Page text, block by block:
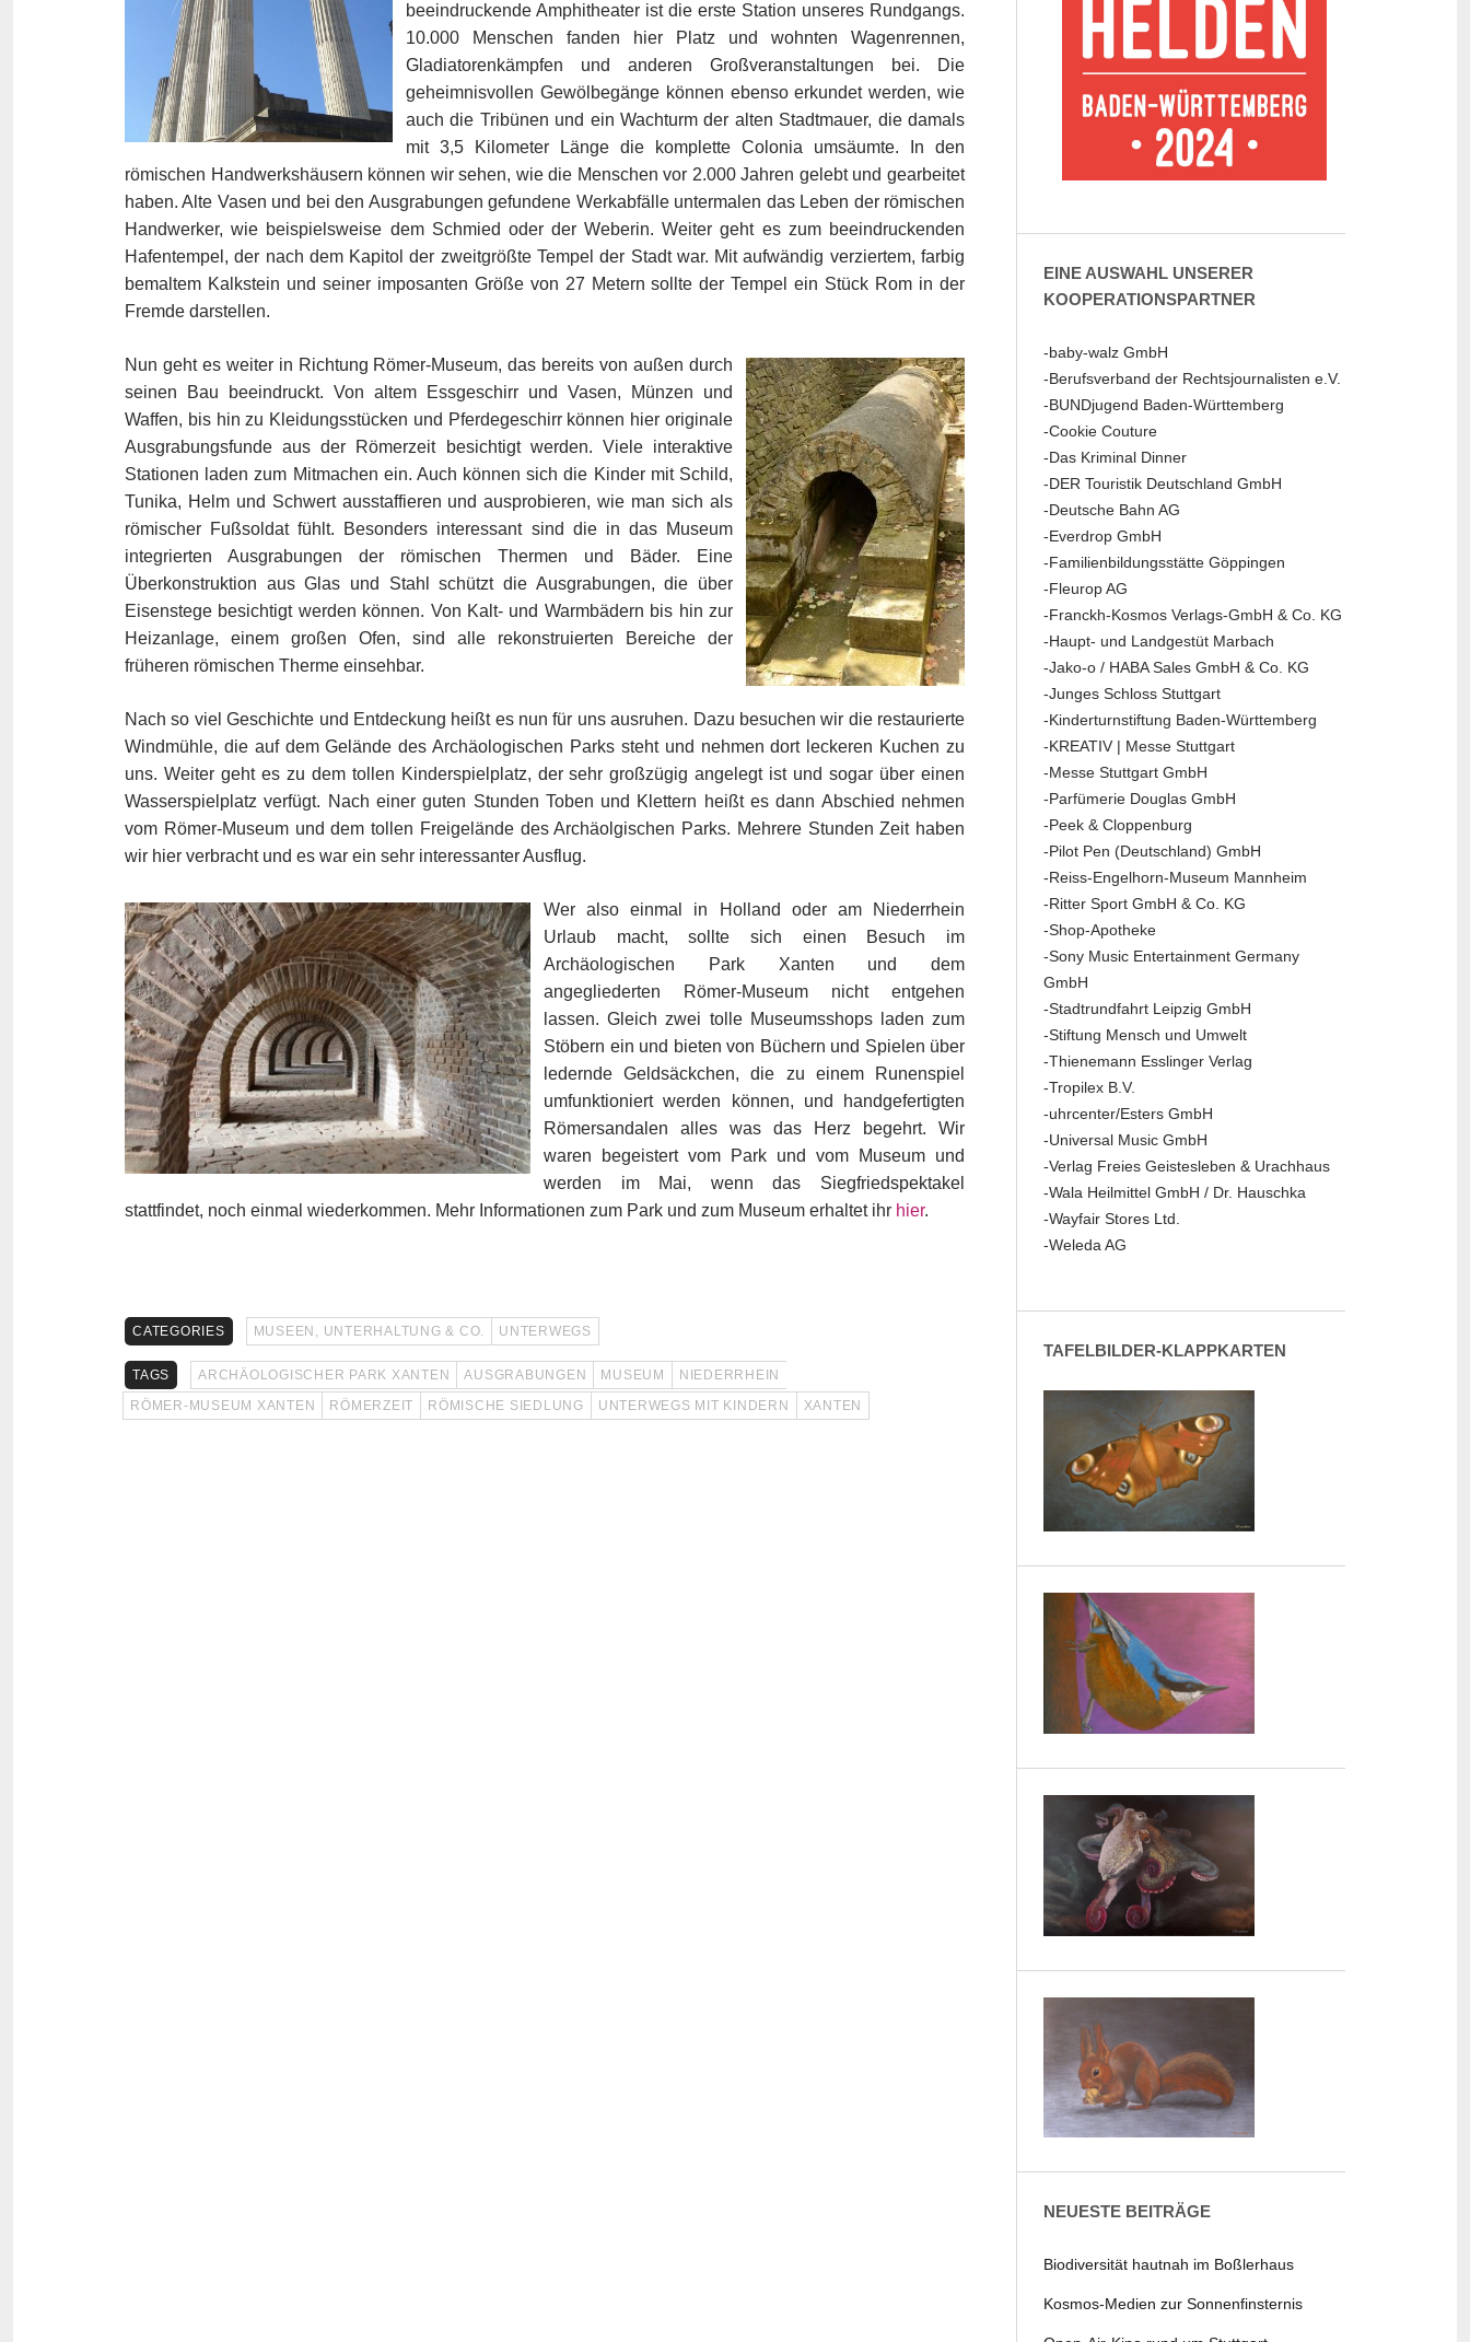
beeindruckende Amphitheater ist die erste Station unseres Rundgangs.
10.000 Menschen fanden hier Platz und wohnten Wagenrennen,
Gladiatorenkämpfen und anderen Großveranstaltungen bei. Die
geheimnisvollen Gewölbegänge können ebenso erkundet werden, wie
auch die Tribünen und ein Wachturm der alten Stadtmauer, die damals
mit 3,5 Kilometer Länge die komplette Colonia umsäumte. In den
römischen Handwerkshäusern können wir sehen, wie die Menschen vor 2.000 Jahren gelebt und gearbeitet
haben. Alte Vasen und bei den Ausgrabungen gefundene Werkabfälle untermalen das Leben der römischen
Handwerker, wie beispielsweise dem Schmied oder der Weberin. Weiter geht es zum beeindruckenden
Hafentempel, der nach dem Kapitol der zweitgrößte Tempel der Stadt war. Mit aufwändig verziertem, farbig
bemaltem Kalkstein und seiner imposanten Größe von 27 Metern sollte der Tempel ein Stück Rom in der
Fremde darstellen.
Nun geht es weiter in Richtung Römer-Museum, das bereits von außen durch
seinen Bau beeindruckt. Von altem Essgeschirr und Vasen, Münzen und
Waffen, bis hin zu Kleidungsstücken und Pferdegeschirr können hier originale
Ausgrabungsfunde aus der Römerzeit besichtigt werden. Viele interaktive
Stationen laden zum Mitmachen ein. Auch können sich die Kinder mit Schild,
Tunika, Helm und Schwert ausstaffieren und ausprobieren, wie man sich als
römischer Fußsoldat fühlt. Besonders interessant sind die in das Museum
integrierten Ausgrabungen der römischen Thermen und Bäder. Eine
Überkonstruktion aus Glas und Stahl schützt die Ausgrabungen, die über
Eisenstege besichtigt werden können. Von Kalt- und Warmbädern bis hin zur
Heizanlage, einem großen Ofen, sind alle rekonstruierten Bereiche der
früheren römischen Therme einsehbar.
Nach so viel Geschichte und Entdeckung heißt es nun für uns ausruhen. Dazu besuchen wir die restaurierte
Windmühle, die auf dem Gelände des Archäologischen Parks steht und nehmen dort leckeren Kuchen zu
uns. Weiter geht es zu dem tollen Kinderspielplatz, der sehr großzügig angelegt ist und sogar über einen
Wasserspielplatz verfügt. Nach einer guten Stunden Toben und Klettern heißt es dann Abschied nehmen
vom Römer-Museum und dem tollen Freigelände des Archäolgischen Parks. Mehrere Stunden Zeit haben
wir hier verbracht und es war ein sehr interessanter Ausflug.
Wer also einmal in Holland oder am Niederrhein
Urlaub macht, sollte sich einen Besuch im
Archäologischen Park Xanten und dem
angegliederten Römer-Museum nicht entgehen
lassen. Gleich zwei tolle Museumsshops laden zum
Stöbern ein und bieten von Büchern und Spielen über
ledernde Geldsäckchen, die zu einem Runenspiel
umfunktioniert werden können, und handgefertigten
Römersandalen alles was das Herz begehrt. Wir
waren begeistert vom Park und vom Museum und
werden im Mai, wenn das Siegfriedspektakel
stattfindet, noch einmal wiederkommen. Mehr Informationen zum Park und zum Museum erhaltet ihr hier.
CATEGORIES MUSEEN, UNTERHALTUNG & CO. UNTERWEGS
TAGS ARCHÄOLOGISCHER PARK XANTEN AUSGRABUNGEN MUSEUM
NIEDERRHEIN
RÖMER-MUSEUM XANTEN
RÖMERZEIT RÖMISCHE SIEDLUNG UNTERWEGS MIT KINDERN XANTEN
EINE AUSWAHL UNSERER
KOOPERATIONSPARTNER
-baby-walz GmbH
-Berufsverband der Rechtsjournalisten e.V.
-BUNDjugend Baden-Württemberg
-Cookie Couture
-Das Kriminal Dinner
-DER Touristik Deutschland GmbH
-Deutsche Bahn AG
-Everdrop GmbH
-Familienbildungsstätte Göppingen
-Fleurop AG
-Franckh-Kosmos Verlags-GmbH & Co. KG
-Haupt- und Landgestüt Marbach
-Jako-o / HABA Sales GmbH & Co. KG
-Junges Schloss Stuttgart
-Kinderturnstiftung Baden-Württemberg
-KREATIV | Messe Stuttgart
-Messe Stuttgart GmbH
-Parfümerie Douglas GmbH
-Peek & Cloppenburg
-Pilot Pen (Deutschland) GmbH
-Reiss-Engelhorn-Museum Mannheim
-Ritter Sport GmbH & Co. KG
-Shop-Apotheke
-Sony Music Entertainment Germany
GmbH
-Stadtrundfahrt Leipzig GmbH
-Stiftung Mensch und Umwelt
-Thienemann Esslinger Verlag
-Tropilex B.V.
-uhrcenter/Esters GmbH
-Universal Music GmbH
-Verlag Freies Geistesleben & Urachhaus
-Wala Heilmittel GmbH / Dr. Hauschka
-Wayfair Stores Ltd.
-Weleda AG
TAFELBILDER-KLAPPKARTEN
NEUESTE BEITRÄGE
Biodiversität hautnah im Boßlerhaus
Kosmos-Medien zur Sonnenfinsternis